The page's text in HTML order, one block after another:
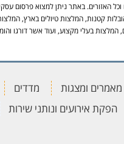
באתר ניתן למצוא פרסום
קטנות, המלצות טיולים בארץ,
בעלי מקצוע, ועוד אשר דורגו
מאמרים ומצגות מדדים
הפקת אירועים ונותני שירות